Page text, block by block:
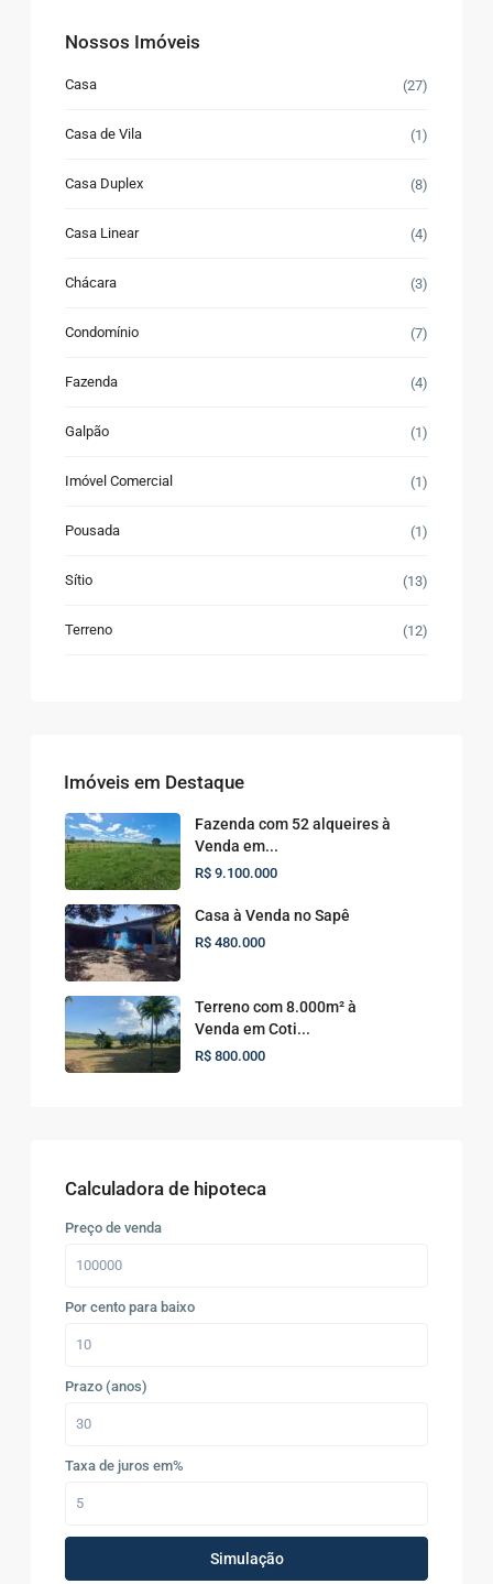
Nossos Imóveis
Casa (27)
Casa de Vila (1)
Casa Duplex (8)
Casa Linear (4)
Chácara (3)
Condomínio (7)
Fazenda (4)
Galpão (1)
Imóvel Comercial (1)
Pousada (1)
Sítio (13)
Terreno (12)
Imóveis em Destaque
Fazenda com 52 alqueires à
Venda em...
R$ 9.100.000
Casa à Venda no Sapê
R$ 480.000
Terreno com 8.000m² à
Venda em Coti...
R$ 800.000
Calculadora de hipoteca
Preço de venda
Por cento para baixo
Prazo (anos)
Taxa de juros em%
Simulação